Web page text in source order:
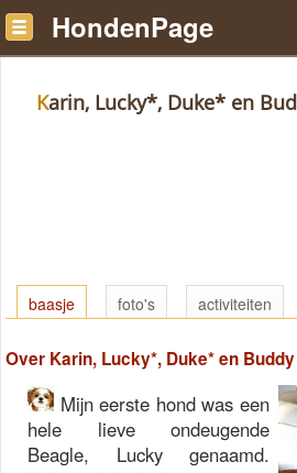
HondenPage
Karin, Lucky*, Duke* en
baasje foto's activiteiten
Over Karin, Lucky*, Duke* en Buddy
Mijn eerste hond was een
hele lieve ondeugende
Beagle, Lucky genaamd.